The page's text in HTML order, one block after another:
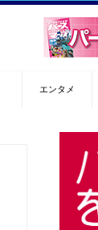
エンタメ